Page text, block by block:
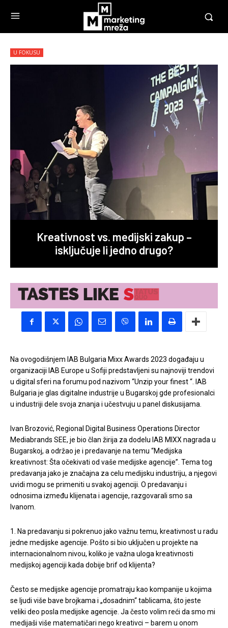
U FOKUSU
Kreativnost vs. medijski zakup –
isključuje li jedno drugo?
Na ovogodišnjem IAB Bulgaria Mixx Awards 2023 događaju u
organizaciji IAB Europe u Sofiji predstavljeni su najnoviji trendovi
u digital sferi na forumu pod nazivom “Unzip your finest “. IAB
Bulgaria je glas digitalne industrije u Bugarskoj gde profesionalci
u industriji dele svoja znanja i učestvuju u panel diskusijama.
Ivan Brozović, Regional Digital Business Operations Director
Mediabrands SEE, je bio član žirija za dodelu IAB MIXX nagrada u
Bugarskoj, a održao je i predavanje na temu “Medijska
kreativnost: Šta očekivati od vaše medijske agencije”. Tema tog
predavanja jako je značajna za celu medijsku industriju, a njegovi
uvidi mogu se primeniti u svakoj agenciji. O predavanju i
odnosima između klijenata i agencije, razgovarali smo sa
Ivanom.
1. Na predavanju si pokrenuo jako važnu temu, kreativnost u radu
jedne medijske agencije. Pošto si bio uključen u projekte na
internacionalnom nivou, koliko je važna uloga kreativnosti
medijskoj agenciji kada dobije brif od klijenta?
Često se medijske agencije promatraju kao kompanije u kojima
se ljudi više bave brojkama i „dosadnim“ tablicama, što jeste
veliki deo posla medijske agencije. Ja često volim reći da smo mi
medijaši više matematičari nego kreativci – barem u onom